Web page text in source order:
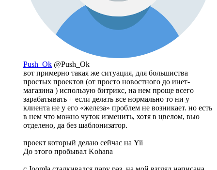
Push_Ok @Push_Ok
вот примерно такая же ситуация, для большиства
простых проектов (от просто новостного до инет-
магазина ) использую битрикс, на нем проще всего
зарабатывать + если делать все нормально то ни у
клиента не у его «железа» проблем не возникает. но есть
в нем что можно чуток изменить, хотя в цвелом, вью
отделено, да без шаблонизатор.
проект который делаю сейчас на Yii
До этого пробывал Kohana